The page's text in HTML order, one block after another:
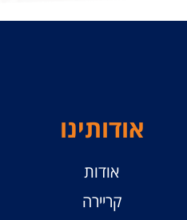
אודותינו
אודות
קריירה